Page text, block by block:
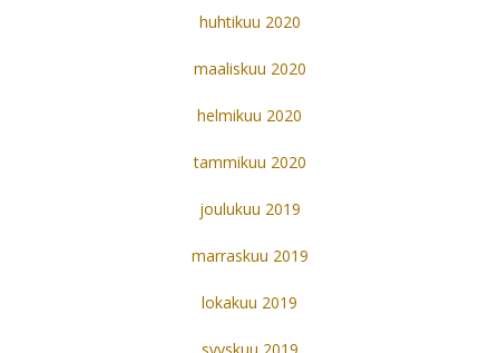
huhtikuu 2020
maaliskuu 2020
helmikuu 2020
tammikuu 2020
joulukuu 2019
marraskuu 2019
lokakuu 2019
syyskuu 2019